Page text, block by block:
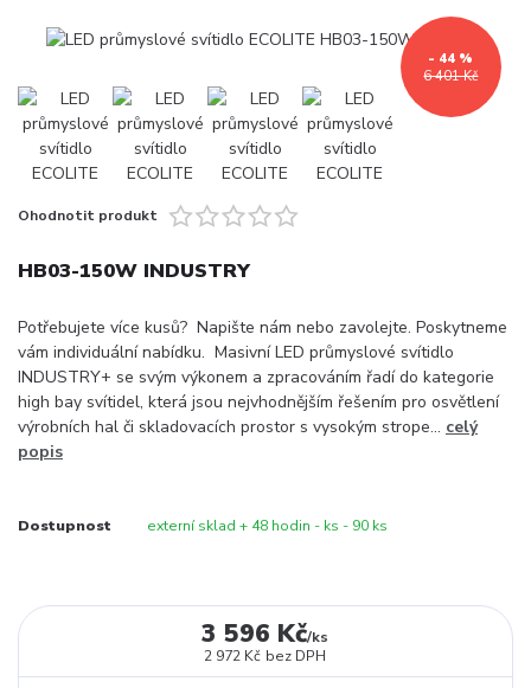
6 401 Kč
- 44 %
Ohodnotit produkt
HB03-150W INDUSTRY
Potřebujete více kusů? Napište nám nebo zavolejte. Poskytneme
vám individuální nabídku. Masivní LED průmyslové svítidlo
INDUSTRY+ se svým výkonem a zpracováním řadí do kategorie
high bay svítidel, která jsou nejvhodnějším řešením pro osvětlení
výrobních hal či skladovacích prostor s vysokým strope... celý
popis
Dostupnost externí sklad + 48 hodin - ks - 90 ks
3 596 Kč/ks
2 972 Kč bez DPH